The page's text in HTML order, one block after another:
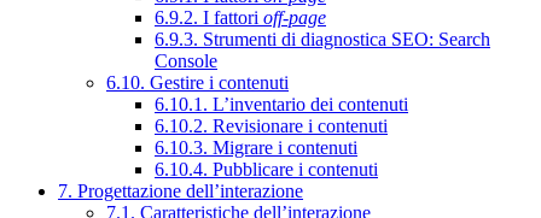
6.9.2. I fattori off-page
6.9.3. Strumenti di diagnostica SEO: Search
Console
6.10. Gestire i contenuti
6.10.1. L’inventario dei contenuti
6.10.2. Revisionare i contenuti
6.10.3. Migrare i contenuti
6.10.4. Pubblicare i contenuti
7. Progettazione dell’interazione
7.1. Caratteristiche dell’interazione